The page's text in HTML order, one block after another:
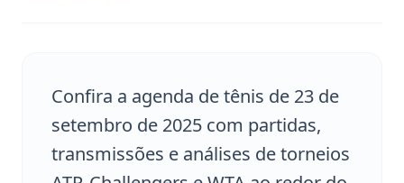
Confira a agenda de tênis de 23 de
setembro de 2025 com partidas,
transmissões e análises de torneios